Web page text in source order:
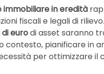
immobiliare in eredità
fiscali e legali di
di eurodi asset saranno
contesto, pianificare in
per ottimizzare